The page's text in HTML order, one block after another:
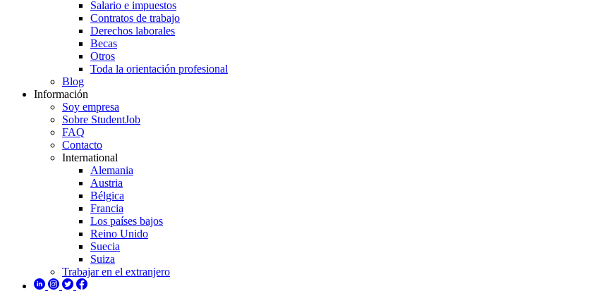
Salario e impuestos
Contratos de trabajo
Derechos laborales
Becas
Otros
Toda la orientación profesional
Blog
Información
Soy empresa
Sobre StudentJob
FAQ
Contacto
International
Alemania
Austria
Bélgica
Francia
Los países bajos
Reino Unido
Suecia
Suiza
Trabajar en el extranjero